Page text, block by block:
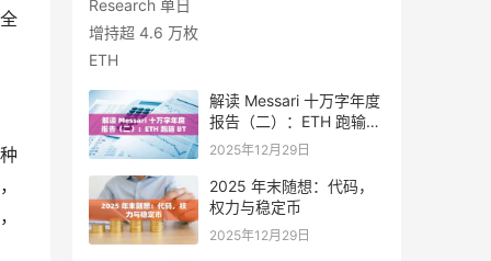
解读 Messari 十万字年度
报告（二）：ETH 跑输
BTC，是边缘化还是定价
2025年12月29日
2025 年末随想：代码，
权力与稳定币
2025年12月29日